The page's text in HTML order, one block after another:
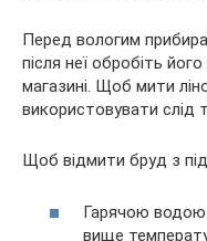
Перед вологим
після неї обробіть
магазині. Щоб мити
використовувати слід
Щоб відмити бруд з
Гарячою водою
вище